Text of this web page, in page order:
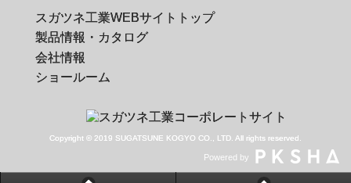
スガツネ工業WEBサイトトップ
製品情報・カタログ
会社情報
ショールーム
Copyright © 2019 SUGATSUNE KOGYO CO., LTD. All rights reserved.
Powered by